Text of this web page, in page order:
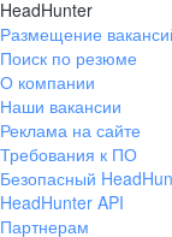
HeadHunter
Размещение
Поиск по резюме
О компании
Наши вакансии
Реклама на сайте
Требования к ПО
Безопасный
HeadHunter API
Партнерам